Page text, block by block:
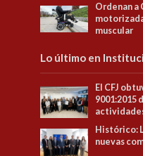
Ordenan a
muscular
Lo último en
El CFJ
9001:2015
Histórico:
nuevas